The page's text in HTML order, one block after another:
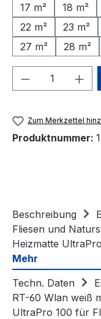
17 m²
18 m²
22 m²
23 m²
27 m²
28 m²
Produkt
Zum Merkzettel
Produktnummer:
Beschreibung
Fliesen und
Heizmatte
Mehr
Techn. Daten
RT-60 Wlan weiß
UltraPro 100 für